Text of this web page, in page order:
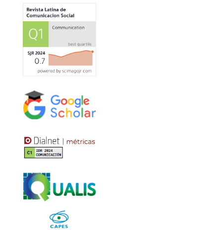
10.48047/fjc.28.01.16
Iparraguirre-Bernaola Á. (2023)
SIMULATED FREEDOM IN THE METAVERSE NARRATIVE:
ANIMATION AND VIRTUALITY ON THE ROBLOX
PLATFORM.Contratexto,
10.26439/contratexto2023.n40.6177
Inclusion of Metaverses in the Development of the
Flipped Classroom in the University environment:
Bibliometric Analysis of Indexed Scientific Production in
SCOPUS.
International Journal of Learning Teaching and
10.26803/ijlter.22.10.14
Han J. (2023)
Use of Roblox in Learning.
10.3390/educsci13030296